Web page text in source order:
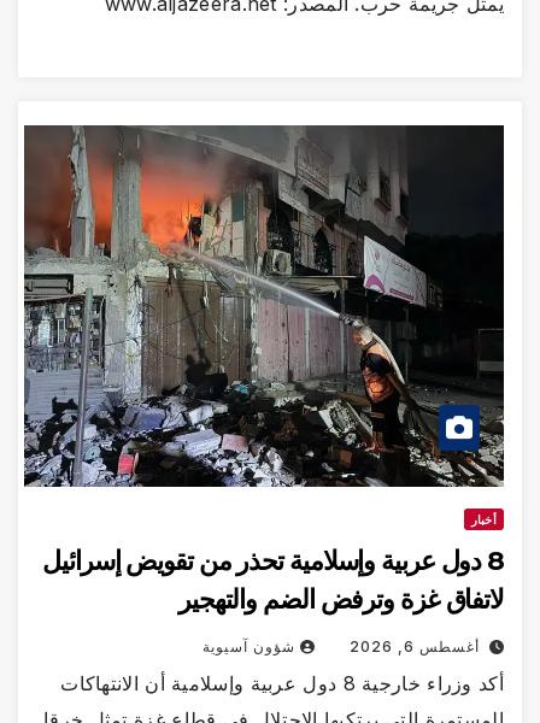
أخبار
8 دول عربية وإسلامية تحذر من تقويض إسرائيل
لاتفاق غزة وترفض الضم والتهجير
أغسطس 6, 2026 شؤون آسيوية
أكد وزراء خارجية 8 دول عربية وإسلامية أن الانتهاكات